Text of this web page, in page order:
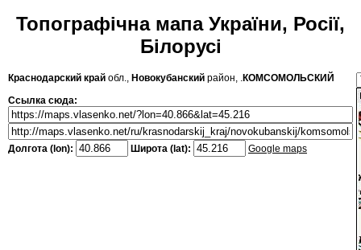
Топографічна мапа України, Росії,
Білорусі
Краснодарский край обл., Новокубанский район, .КОМСОМОЛЬСКИЙ
Ссылка сюда:
Долгота (lon): Широта (lat): Google maps